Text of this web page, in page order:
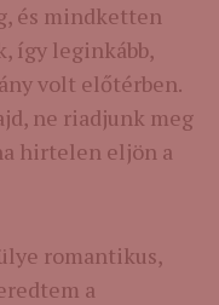
és mindketten
így leginkább,
volt előtérben.
ne riadjunk meg
hirtelen eljön a
romantikus,
a